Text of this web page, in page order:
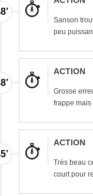
Sanson
peu
ACTION
Grosse
frappe mais
ACTION
Très beau
court pour